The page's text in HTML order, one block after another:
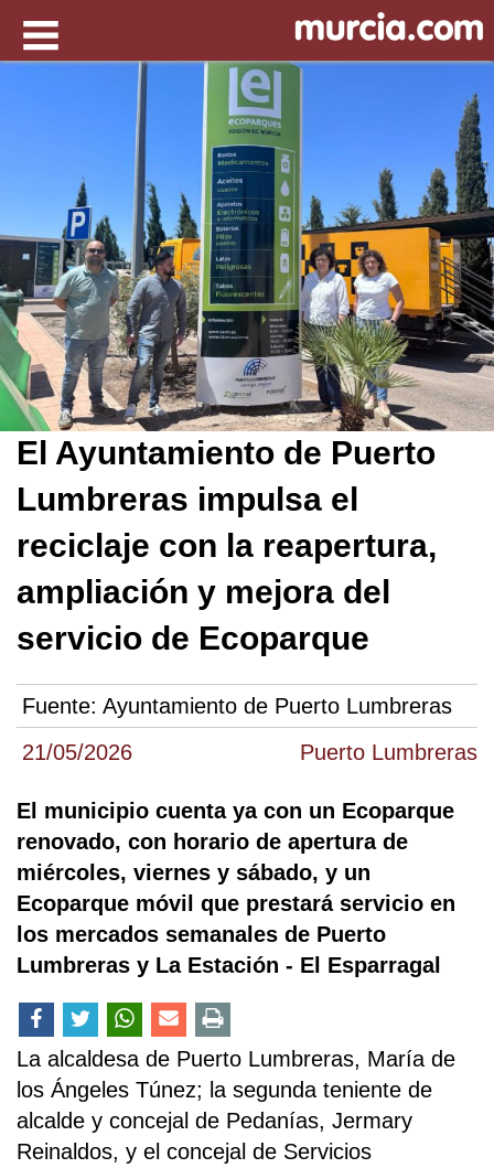
21/05/2026 Puerto Lumbreras
El Ayuntamiento de Puerto
Lumbreras impulsa el
reciclaje con la reapertura,
ampliación y mejora del
servicio de Ecoparque
Fuente: Ayuntamiento de Puerto Lumbreras
El municipio cuenta ya con un Ecoparque
renovado, con horario de apertura de
miércoles, viernes y sábado, y un
Ecoparque móvil que prestará servicio en
los mercados semanales de Puerto
Lumbreras y La Estación - El Esparragal
La alcaldesa de Puerto Lumbreras, María de
los Ángeles Túnez; la segunda teniente de
alcalde y concejal de Pedanías, Jermary
Reinaldos, y el concejal de Servicios